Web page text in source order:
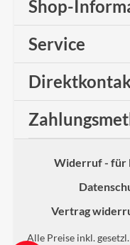
Shop-
Service
Widerruf - für
Vertrag
Alle Preise inkl.